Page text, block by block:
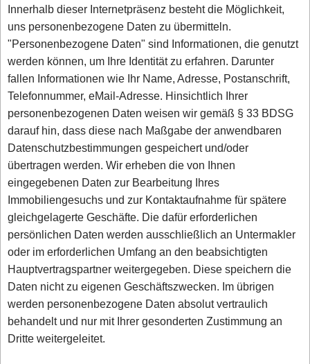
Innerhalb dieser Internetpräsenz besteht die Möglichkeit,
uns personenbezogene Daten zu übermitteln.
"Personenbezogene Daten" sind Informationen, die genutzt
werden können, um Ihre Identität zu erfahren. Darunter
fallen Informationen wie Ihr Name, Adresse, Postanschrift,
Telefonnummer, eMail-Adresse. Hinsichtlich Ihrer
personenbezogenen Daten weisen wir gemäß § 33 BDSG
darauf hin, dass diese nach Maßgabe der anwendbaren
Datenschutzbestimmungen gespeichert und/oder
übertragen werden. Wir erheben die von Ihnen
eingegebenen Daten zur Bearbeitung Ihres
Immobiliengesuchs und zur Kontaktaufnahme für spätere
gleichgelagerte Geschäfte. Die dafür erforderlichen
persönlichen Daten werden ausschließlich an Untermakler
oder im erforderlichen Umfang an den beabsichtigten
Hauptvertragspartner weitergegeben. Diese speichern die
Daten nicht zu eigenen Geschäftszwecken. Im übrigen
werden personenbezogene Daten absolut vertraulich
behandelt und nur mit Ihrer gesonderten Zustimmung an
Dritte weitergeleitet.